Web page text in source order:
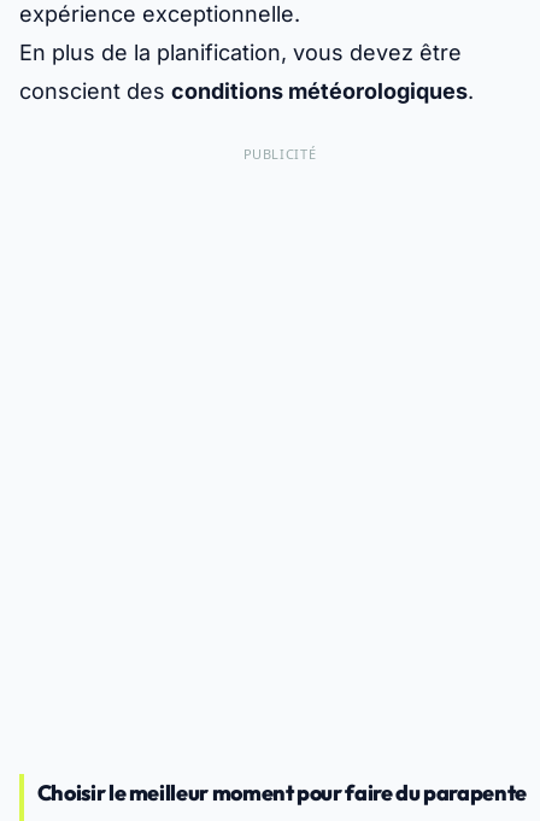
expérience exceptionnelle.
En plus de la planification, vous devez être
conscient des conditions météorologiques.
PUBLICITÉ
Choisir le meilleur moment pour faire du parapente